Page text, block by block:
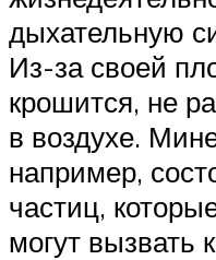
дыхательную
Из-за своей
крошится, не
в воздухе.
например,
частиц,
могут вызвать